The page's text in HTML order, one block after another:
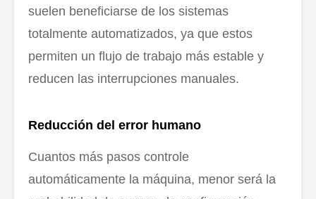
suelen beneficiarse de los sistemas
totalmente automatizados, ya que estos
permiten un flujo de trabajo más estable y
reducen las interrupciones manuales.
Reducción del error humano
Cuantos más pasos controle
automáticamente la máquina, menor será la